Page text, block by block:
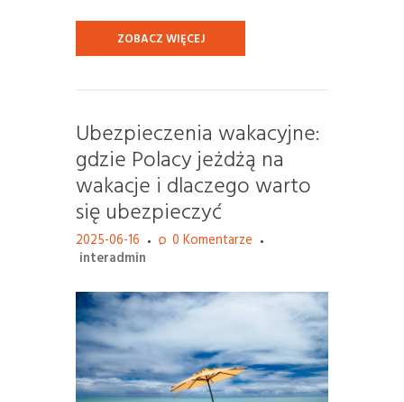
ZOBACZ WIĘCEJ
Ubezpieczenia wakacyjne:
gdzie Polacy jeżdżą na
wakacje i dlaczego warto
się ubezpieczyć
2025-06-16 0 Komentarze
interadmin